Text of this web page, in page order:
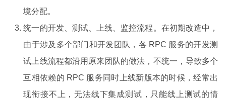
境分配。
统一的开发、测试、上线、监控流程。在初期改造中，
由于涉及多个部门和开发团队，各 RPC 服务的开发测
试上线流程都沿用原来团队的做法，不统一，导致多个
互相依赖的 RPC 服务同时上线新版本的时候，经常出
现衔接不上，无法线下集成测试，只能线上测试的情